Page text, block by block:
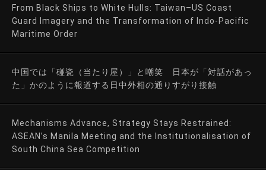
From Black Ships to White Hulls: Taiwan–US Coast
Guard Imagery and the Transformation of Indo-Pacific
Maritime Order
中国では「碰瓷（当たり屋）」と嘲笑 日本が「対話があっ
た」かのように報道する日中外相の通りすがり接触
Mechanisms Advance, Strategy Stays Restrained:
ASEAN’s Manila Meeting and the Institutionalisation of
South China Sea Competition